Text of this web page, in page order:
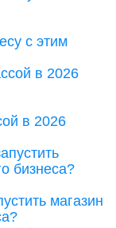
с этим
в 2026
магазин